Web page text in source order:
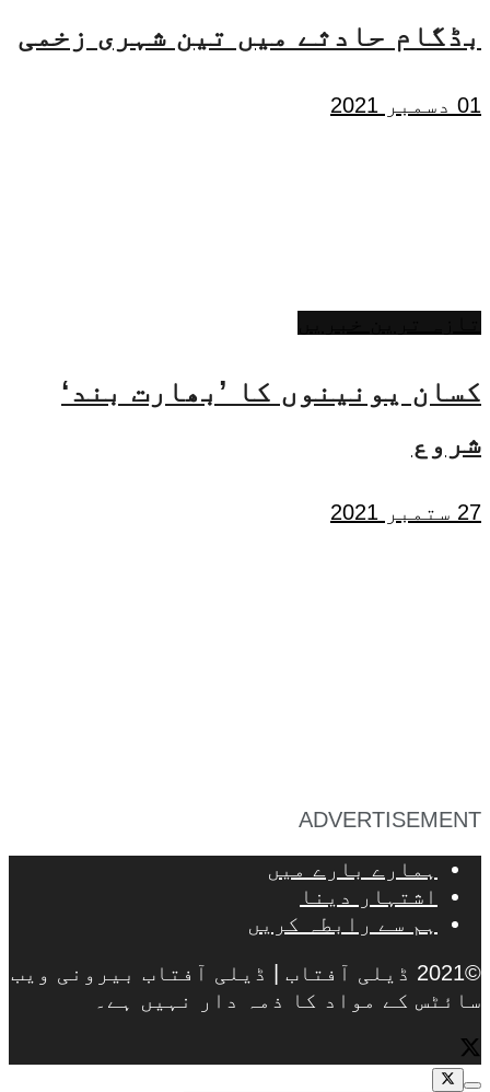
بڈگام حادثے میں تین شہری زخمی
01 دسمبر 2021
کسان یونینوں کا ’بھارت بند‘
شروع
27 ستمبر 2021
ADVERTISEMENT
ہمارے بارے میں
اشتہار دینا
ہم سے رابطہ کریں
©2021 ڈیلی آفتاب | ڈیلی آفتاب بیرونی ویب
سائٹس کے مواد کا ذمہ دار نہیں ہے۔